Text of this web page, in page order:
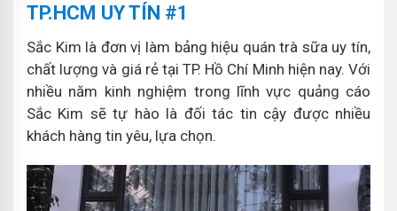
TP.HCM UY TÍN #1
Sắc Kim là đơn vị làm bảng hiệu quán trà sữa uy tín,
chất lượng và giá rẻ tại TP. Hồ Chí Minh hiện nay. Với
nhiều năm kinh nghiệm trong lĩnh vực quảng cáo
Sắc Kim sẽ tự hào là đối tác tin cậy được nhiều
khách hàng tin yêu, lựa chọn.